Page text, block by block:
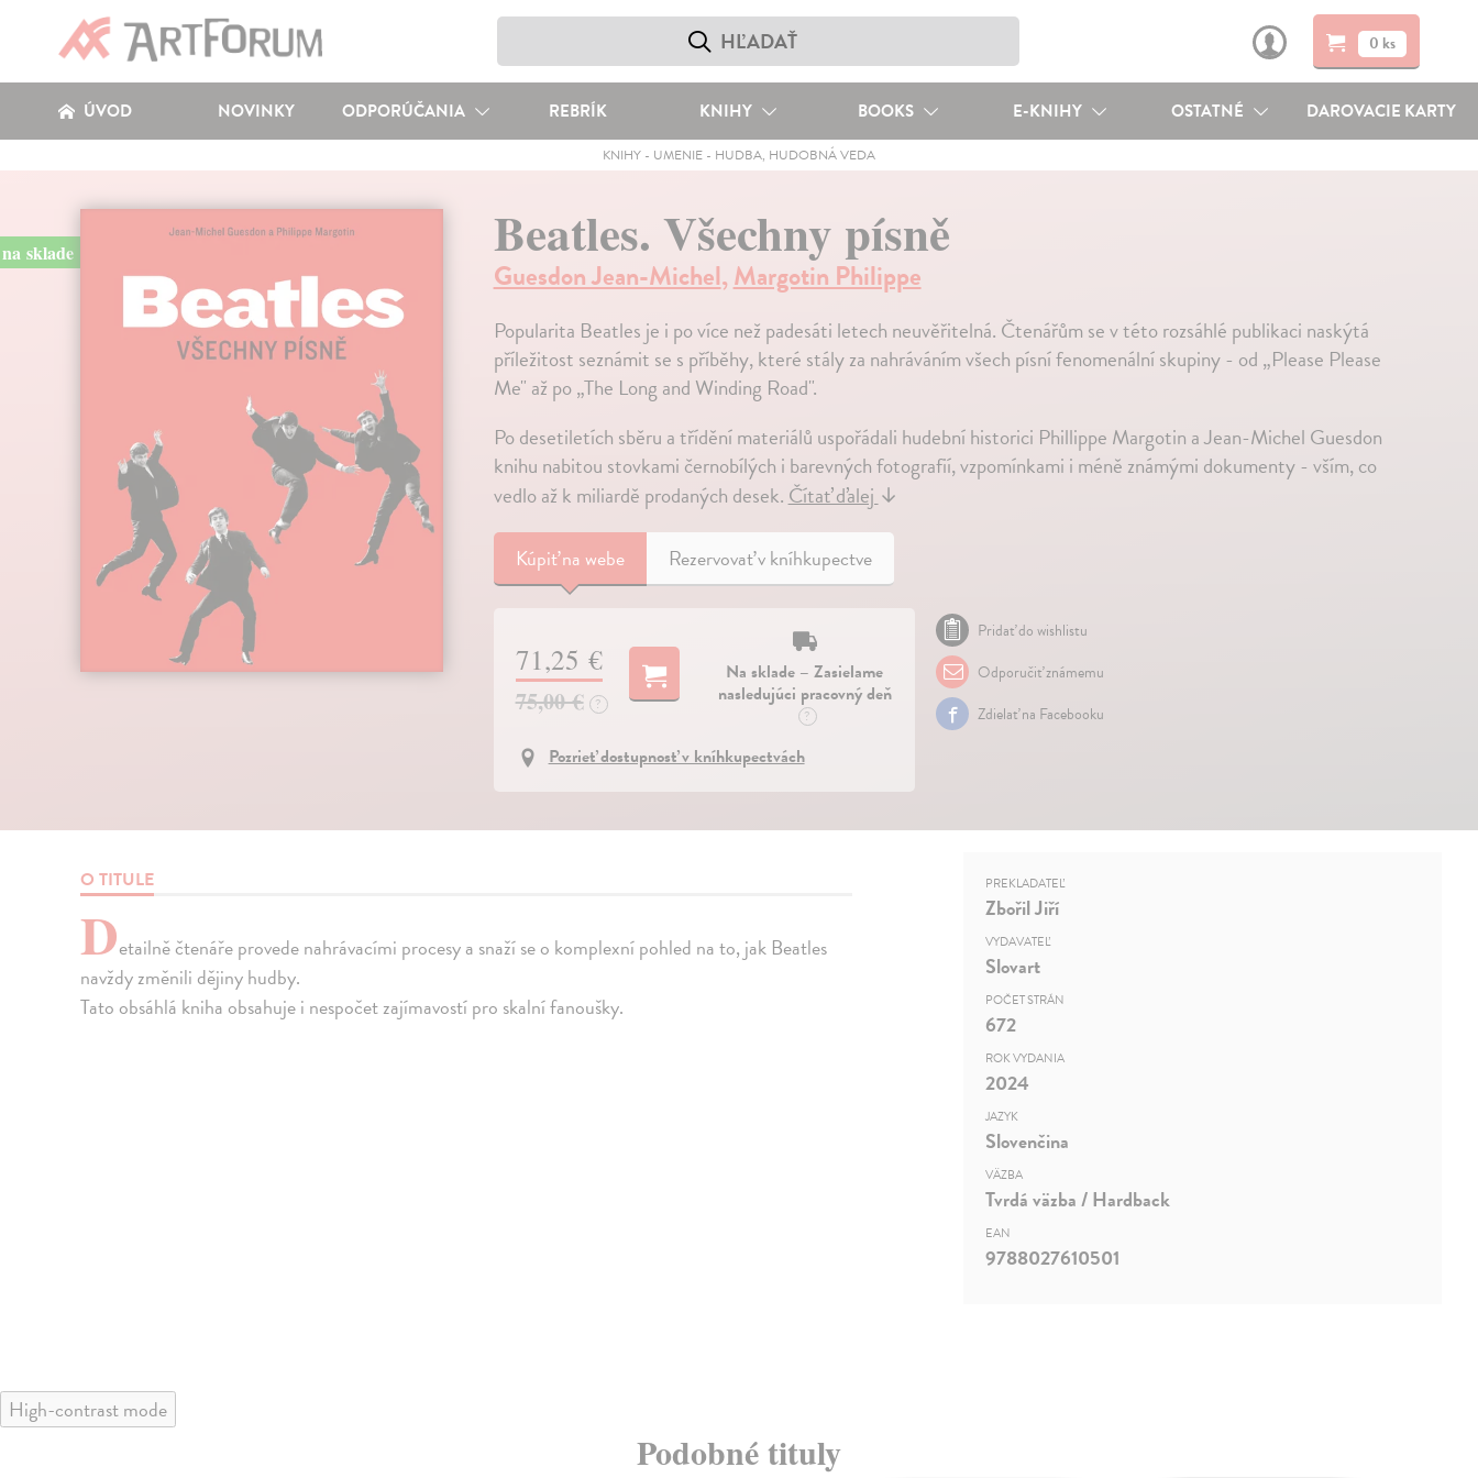
0 ks
ÚVOD NOVINKY ODPORÚČANIA REBRÍK KNIHY BOOKS E-KNIHY OSTATNÉ DAROVACIE KARTY
KNIHY- UMENIE- HUDBA, HUDOBNÁ VEDA
na sklade Beatles. Všechny písně
Guesdon Jean-Michel,Margotin Philippe
Popularita Beatles je i po více než padesáti letech neuvěřitelná. Čtenářům se v této rozsáhlé publikaci naskýtá
příležitost seznámit se s příběhy, které stály za nahráváním všech písní fenomenální skupiny - od „Please Please
Me" až po „The Long and Winding Road".
Po desetiletích sběru a třídění materiálů uspořádali hudební historici Phillippe Margotin a Jean-Michel Guesdon
knihu nabitou stovkami černobílých i barevných fotografií, vzpomínkami i méně známými dokumenty - vším, co
vedlo až k miliardě prodaných desek.Čítať ďalej↓
Kúpiťna webe Rezervovať v kníhkupectve
71,25 €
75,00 € ?
Na sklade – Zasielame
nasledujúci pracovný deň
?
Pozrieť dostupnosť v kníhkupectvách
Pridať do wishlistu
Odporučiť známemu
Zdielať na Facebooku
O TITULE
Detailně čtenáře provede nahrávacími procesy a snaží se o komplexní pohled na to, jak Beatles
navždy změnili dějiny hudby.
Tato obsáhlá kniha obsahuje i nespočet zajímavostí pro skalní fanoušky.
PREKLADATEĽ
Zbořil Jiří
VYDAVATEĽ
Slovart
POČET STRÁN
672
ROK VYDANIA
2024
JAZYK
Slovenčina
VÄZBA
Tvrdá väzba / Hardback
EAN
9788027610501
High-contrast mode
Podobné tituly